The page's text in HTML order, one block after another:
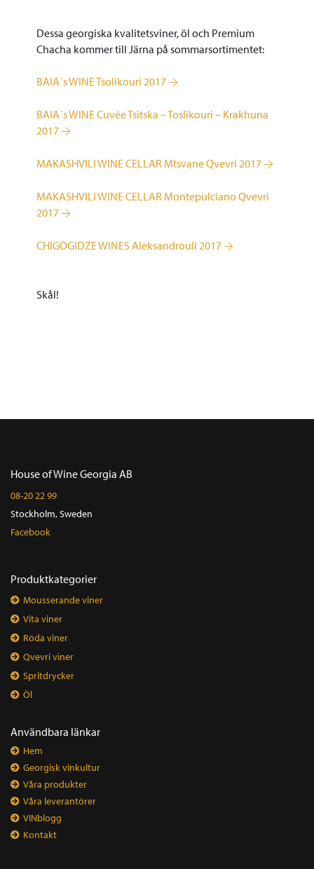
Dessa georgiska kvalitetsviner, öl och Premium
Chacha kommer till Järna på sommarsortimentet:
BAIA´s WINE Tsolikouri 2017
BAIA´s WINE Cuvée Tsitska – Toslikouri – Krakhuna
2017
MAKASHVILI WINE CELLAR Mtsvane Qvevri 2017
MAKASHVILI WINE CELLAR Montepulciano Qvevri
2017
CHIGOGIDZE WINES Aleksandrouli 2017
Skål!
House of Wine Georgia AB
08-20 22 99
Stockholm, Sweden
Facebook
Produktkategorier
Mousserande viner
Vita viner
Röda viner
Qvevri viner
Spritdrycker
Öl
Användbara länkar
Hem
Georgisk vinkultur
Våra produkter
Våra leverantörer
VINblogg
Kontakt